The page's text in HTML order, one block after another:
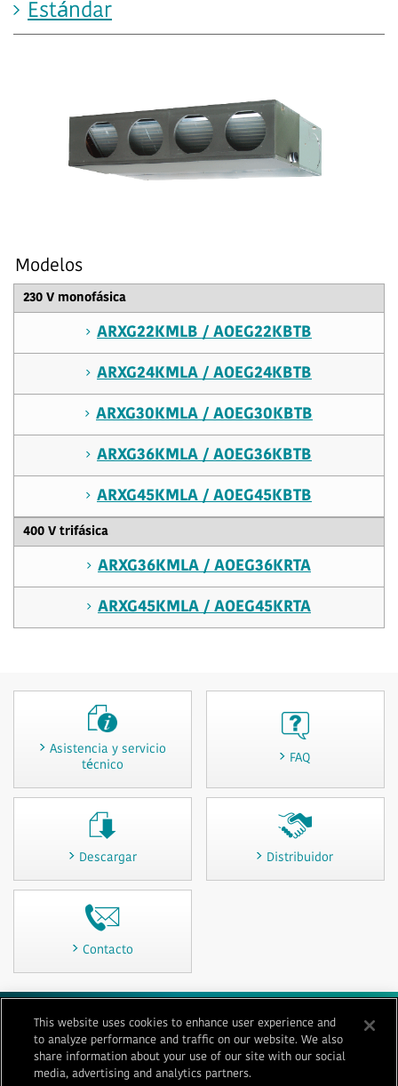
Estándar
Modelos
230 V monofásica
ARXG22KMLB / AOEG22KBTB
ARXG24KMLA / AOEG24KBTB
ARXG30KMLA / AOEG30KBTB
ARXG36KMLA / AOEG36KBTB
ARXG45KMLA / AOEG45KBTB
400 V trifásica
ARXG36KMLA / AOEG36KRTA
ARXG45KMLA / AOEG45KRTA
Asistencia y servicio
técnico
FAQ
Descargar Distribuidor
Contacto
Condiciones de uso Privacidad Política de «cookies»
Mapa del sitio Contacto Imprint
This website uses cookies to enhance user experience and
to analyze performance and traffic on our website. We also
share information about your use of our site with our social
media, advertising and analytics partners.